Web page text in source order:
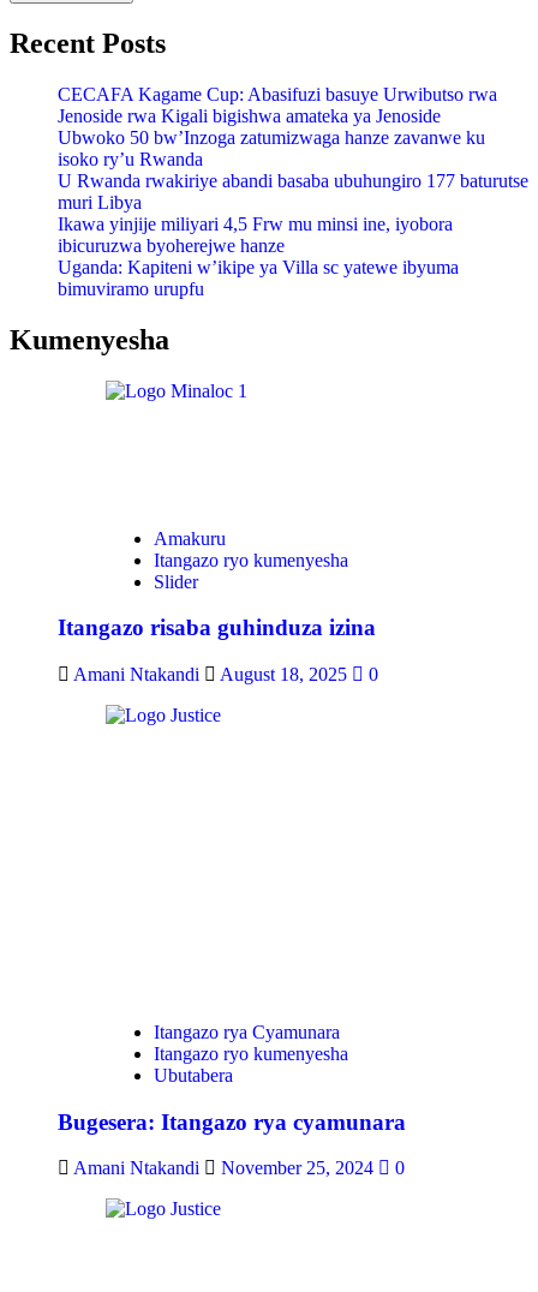
Recent Posts
CECAFA Kagame Cup: Abasifuzi basuye Urwibutso rwa
Jenoside rwa Kigali bigishwa amateka ya Jenoside
Ubwoko 50 bw’Inzoga zatumizwaga hanze zavanwe ku
isoko ry’u Rwanda
U Rwanda rwakiriye abandi basaba ubuhungiro 177 baturutse
muri Libya
Ikawa yinjije miliyari 4,5 Frw mu minsi ine, iyobora
ibicuruzwa byoherejwe hanze
Uganda: Kapiteni w’ikipe ya Villa sc yatewe ibyuma
bimuviramo urupfu
Kumenyesha
Amakuru
Itangazo ryo kumenyesha
Slider
Itangazo risaba guhinduza izina
Amani Ntakandi August 18, 2025 0
Itangazo rya Cyamunara
Itangazo ryo kumenyesha
Ubutabera
Bugesera: Itangazo rya cyamunara
Amani Ntakandi November 25, 2024 0